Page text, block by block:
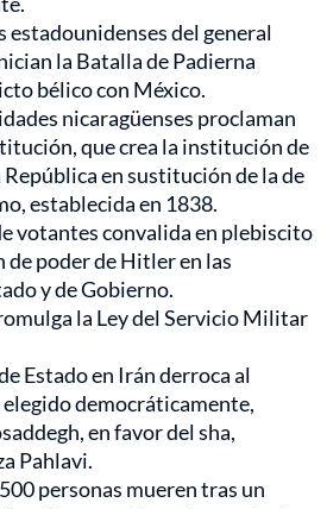
estadounidenses del general
la Batalla de Padierna
bélico con México.
nicaragüenses proclaman
que crea la institución de
en sustitución de la de
establecida en 1838.
votantes convalida en plebiscito
de poder de Hitler en las
y de Gobierno.
la Ley del Servicio Militar
Estado en Irán derroca al
democráticamente,
en favor del sha,
Pahlavi.
personas mueren tras un